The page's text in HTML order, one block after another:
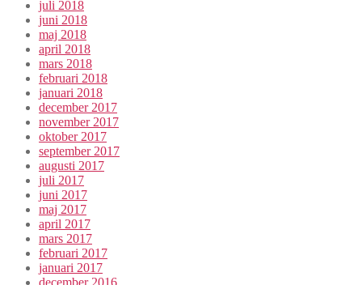
juli 2018
juni 2018
maj 2018
april 2018
mars 2018
februari 2018
januari 2018
december 2017
november 2017
oktober 2017
september 2017
augusti 2017
juli 2017
juni 2017
maj 2017
april 2017
mars 2017
februari 2017
januari 2017
december 2016